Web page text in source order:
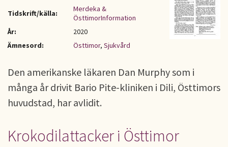
Tidskrift/källa:
Merdeka &
ÖsttimorInformation
År:
2020
Ämnesord:
Östtimor, Sjukvård
Den amerikanske läkaren Dan Murphy som i
många år drivit Bario Pite-kliniken i Dili, Östtimors
huvudstad, har avlidit.
Krokodilattacker i Östtimor